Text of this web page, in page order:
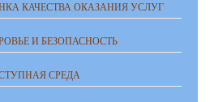
КАЧЕСТВА ОКАЗАНИЯ УСЛУГ
И БЕЗОПАСНОСТЬ
СРЕДА